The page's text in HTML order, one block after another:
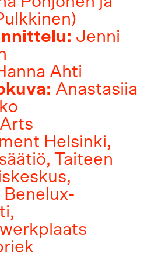
Jenni
Ahti
Anastasiia
Arts
Helsinki,
Taiteen